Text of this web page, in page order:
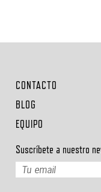
CONTACTO
BLOG
EQUIPO
Suscríbete a nuestro